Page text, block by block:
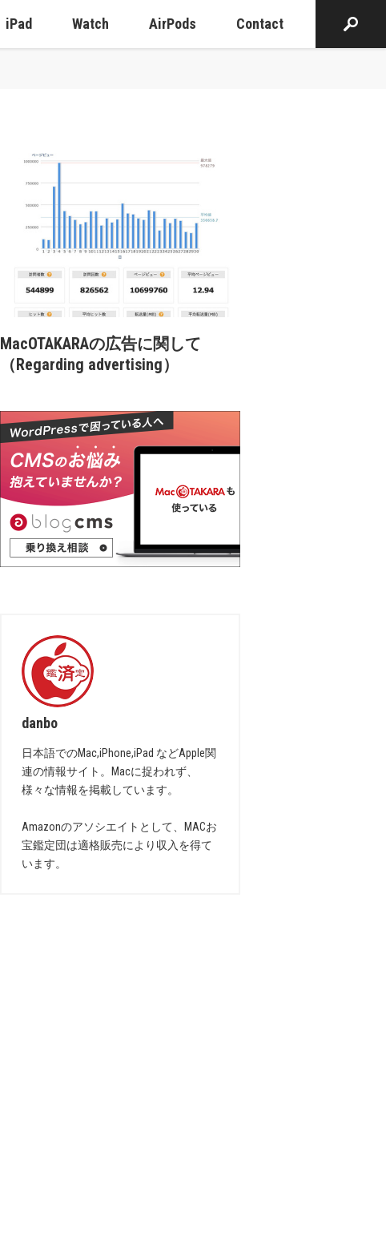
iPad Watch AirPods Contact
MacOTAKARAの広告に関して
（Regarding advertising）
danbo
日本語でのMac,iPhone,iPad などApple関
連の情報サイト。Macに捉われず、
様々な情報を掲載しています。
Amazonのアソシエイトとして、MACお
宝鑑定団は適格販売により収入を得て
います。